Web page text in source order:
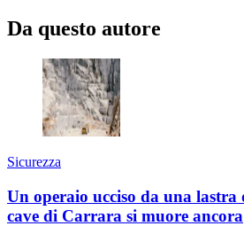
Da questo autore
Sicurezza
Un operaio ucciso da una lastra
cave di Carrara si muore ancora